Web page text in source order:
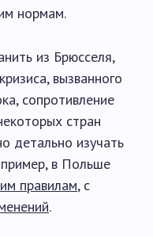
нормам.
из Брюсселя,
вызванного
сопротивление
стран
детально изучать
в Польше
правилам, с
.